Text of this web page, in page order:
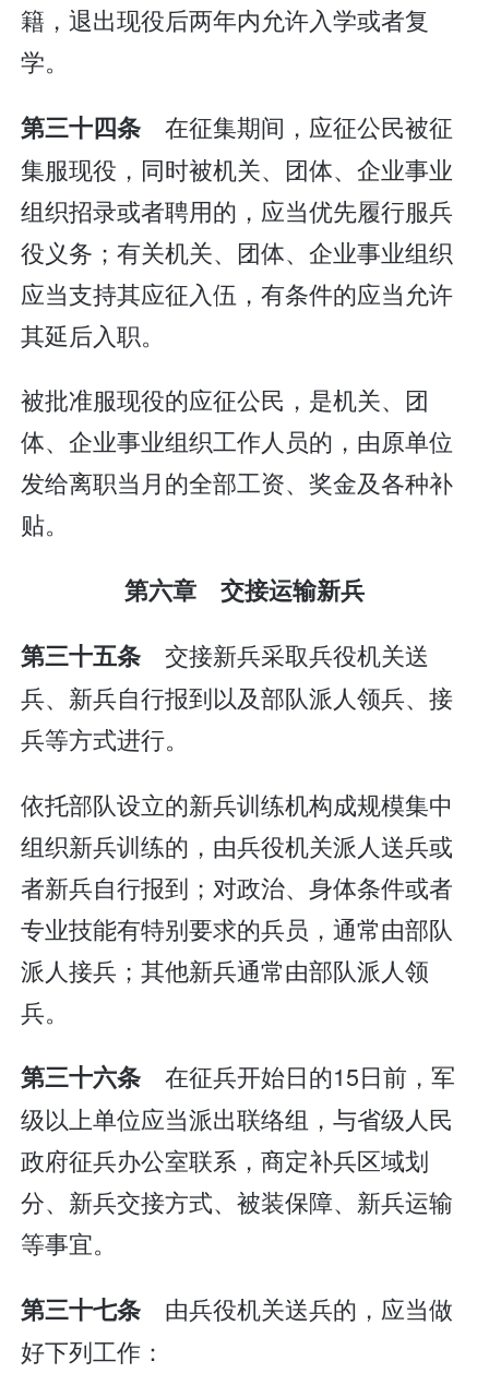
籍，退出现役后两年内允许入学或者复
学。
第三十四条 在征集期间，应征公民被征
集服现役，同时被机关、团体、企业事业
组织招录或者聘用的，应当优先履行服兵
役义务；有关机关、团体、企业事业组织
应当支持其应征入伍，有条件的应当允许
其延后入职。
被批准服现役的应征公民，是机关、团
体、企业事业组织工作人员的，由原单位
发给离职当月的全部工资、奖金及各种补
贴。
第六章 交接运输新兵
第三十五条 交接新兵采取兵役机关送
兵、新兵自行报到以及部队派人领兵、接
兵等方式进行。
依托部队设立的新兵训练机构成规模集中
组织新兵训练的，由兵役机关派人送兵或
者新兵自行报到；对政治、身体条件或者
专业技能有特别要求的兵员，通常由部队
派人接兵；其他新兵通常由部队派人领
兵。
第三十六条 在征兵开始日的15日前，军
级以上单位应当派出联络组，与省级人民
政府征兵办公室联系，商定补兵区域划
分、新兵交接方式、被装保障、新兵运输
等事宜。
第三十七条 由兵役机关送兵的，应当做
好下列工作：